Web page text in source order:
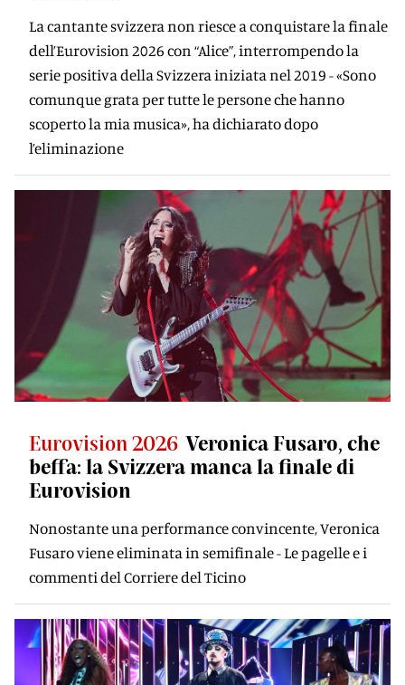
La cantante svizzera non riesce a conquistare la finale
dell’Eurovision 2026 con “Alice”, interrompendo la
serie positiva della Svizzera iniziata nel 2019 - «Sono
comunque grata per tutte le persone che hanno
scoperto la mia musica», ha dichiarato dopo
l’eliminazione
Eurovision 2026 Veronica Fusaro, che
beffa: la Svizzera manca la finale di
Eurovision
Nonostante una performance convincente, Veronica
Fusaro viene eliminata in semifinale - Le pagelle e i
commenti del Corriere del Ticino